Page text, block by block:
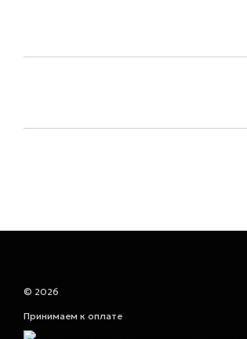
© 2026
Принимаем к оплате